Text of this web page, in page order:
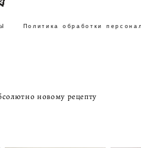
Политика обработки
Политика обработки
новому рецепту